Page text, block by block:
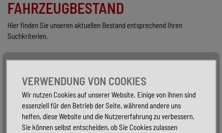
FAHRZEUGBESTAND
Hier finden Sie unseren aktuellen Bestand entsprechend Ihren
Suchkriterien.
Alle Fahrzeuge
VERWENDUNG VON COOKIES
Wir nutzen Cookies auf unserer Website. Einige von ihnen sind
essenziell für den Betrieb der Seite, während andere uns
helfen, diese Website und die Nutzererfahrung zu verbessern.
Sie können selbst entscheiden, ob Sie Cookies zulassen